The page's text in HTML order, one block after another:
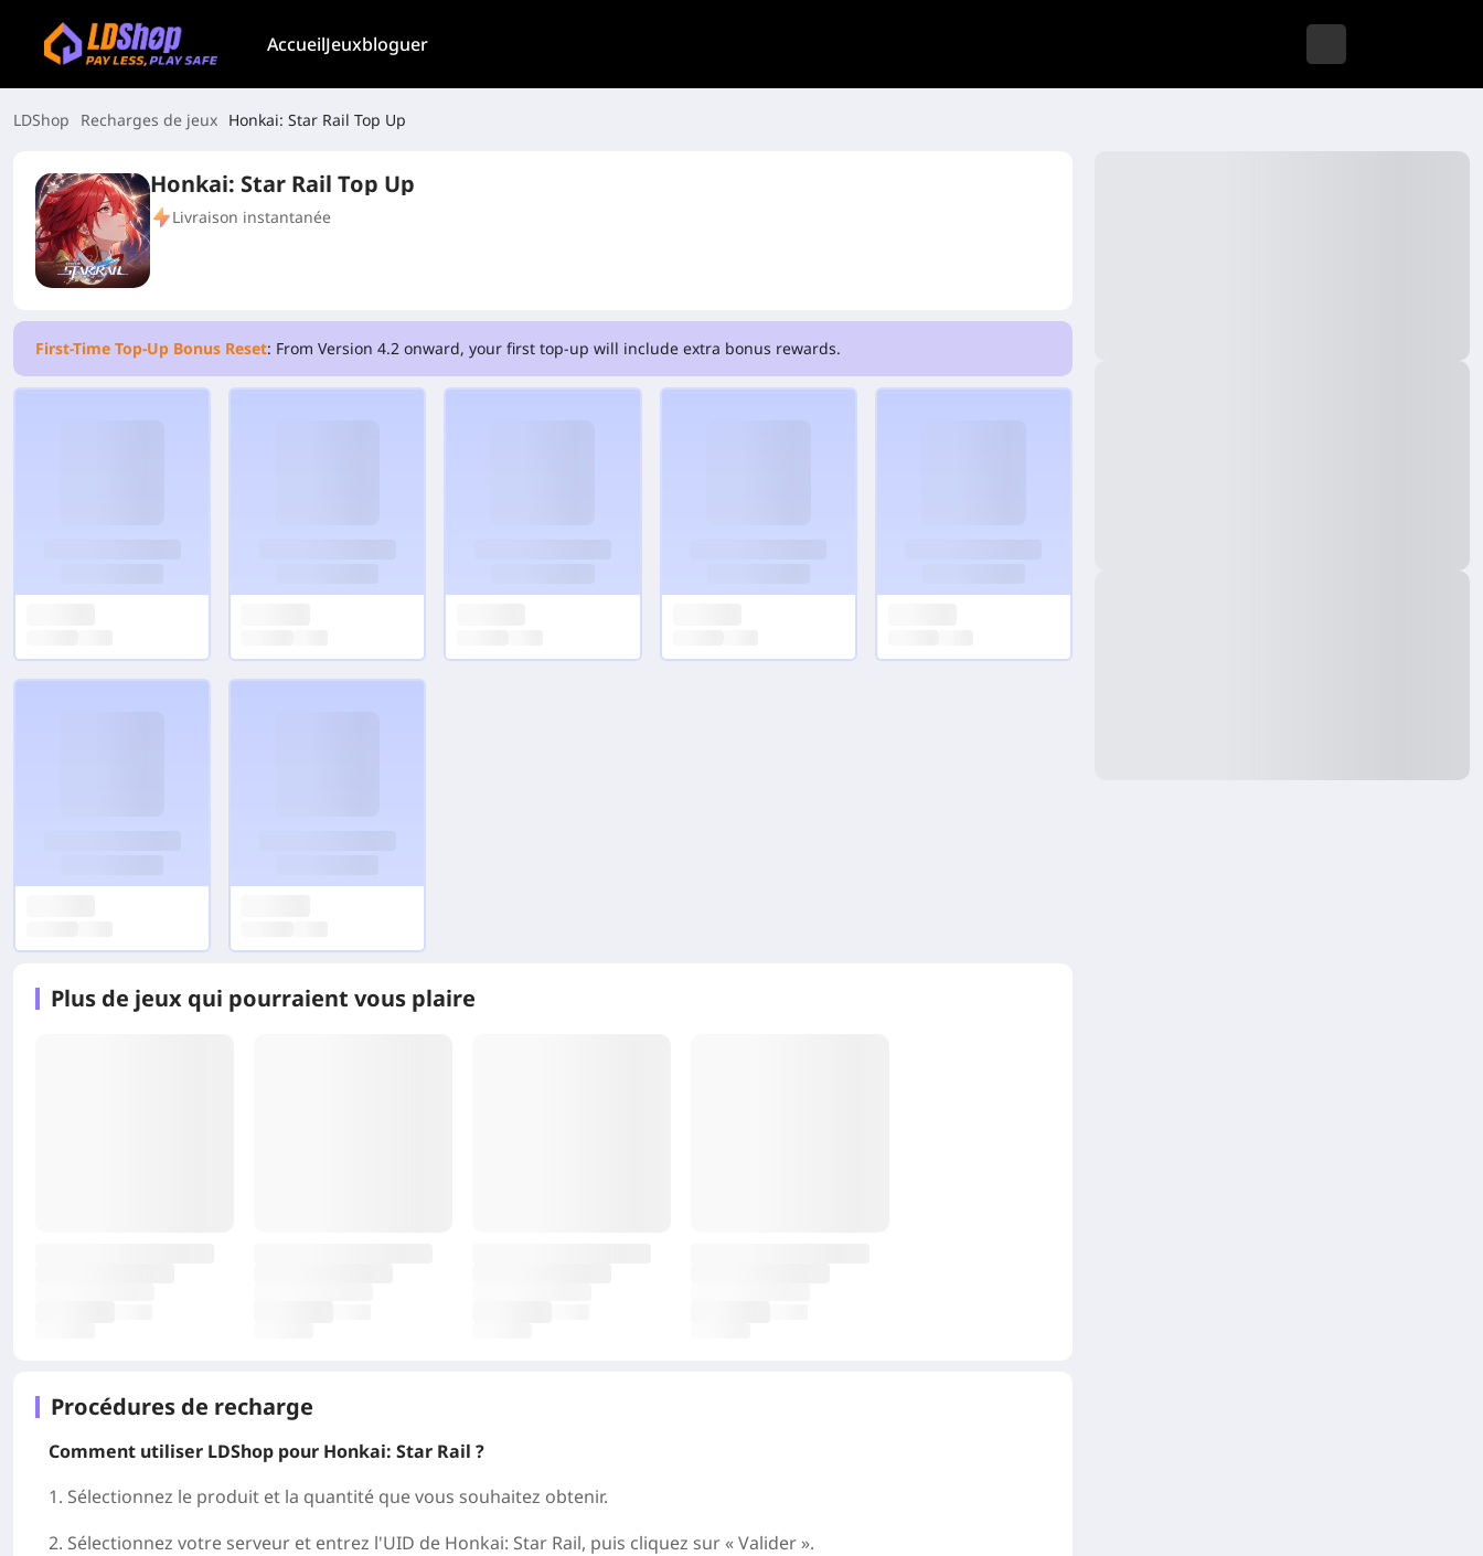
AccueilJeuxbloguer
LDShop Recharges de jeux Honkai: Star Rail Top Up
Honkai: Star Rail Top Up
Livraison instantanée
First-Time Top-Up Bonus Reset: From Version 4.2 onward, your first top-up will include extra bonus rewards.
Plus de jeux qui pourraient vous plaire
Procédures de recharge
Comment utiliser LDShop pour Honkai: Star Rail ?
1. Sélectionnez le produit et la quantité que vous souhaitez obtenir.
2. Sélectionnez votre serveur et entrez l'UID de Honkai: Star Rail, puis cliquez sur « Valider ».